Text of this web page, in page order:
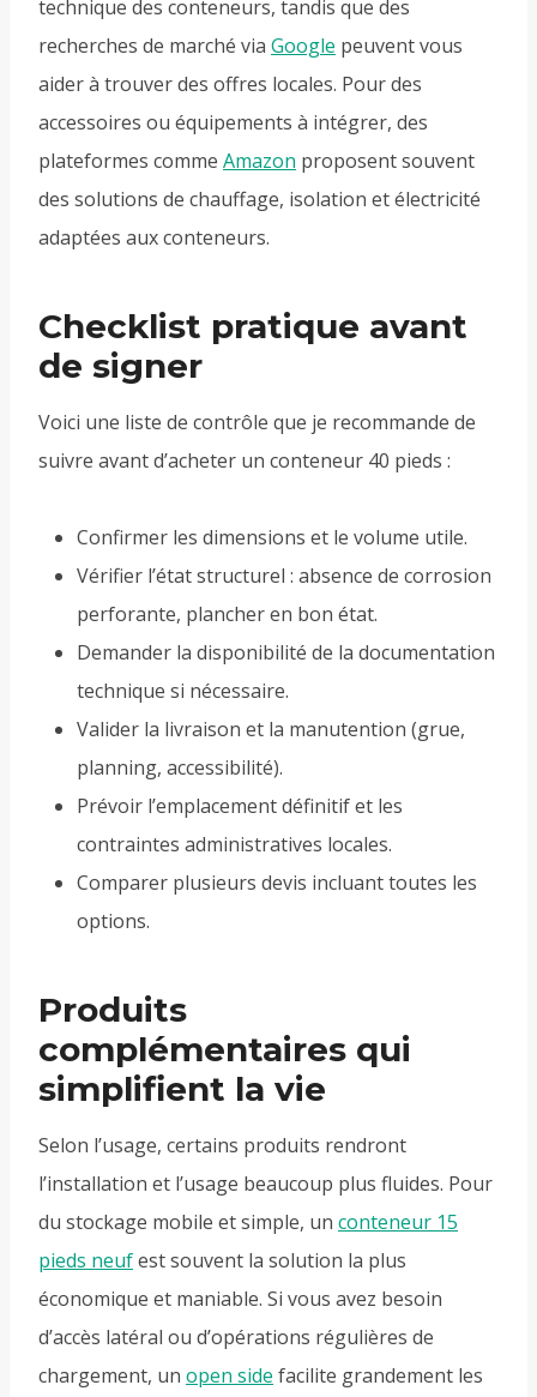
technique des conteneurs, tandis que des
recherches de marché via Google peuvent vous
aider à trouver des offres locales. Pour des
accessoires ou équipements à intégrer, des
plateformes comme Amazon proposent souvent
des solutions de chauffage, isolation et électricité
adaptées aux conteneurs.
Checklist pratique avant
de signer
Voici une liste de contrôle que je recommande de
suivre avant d’acheter un conteneur 40 pieds :
Confirmer les dimensions et le volume utile.
Vérifier l’état structurel : absence de corrosion
perforante, plancher en bon état.
Demander la disponibilité de la documentation
technique si nécessaire.
Valider la livraison et la manutention (grue,
planning, accessibilité).
Prévoir l’emplacement définitif et les
contraintes administratives locales.
Comparer plusieurs devis incluant toutes les
options.
Produits
complémentaires qui
simplifient la vie
Selon l’usage, certains produits rendront
l’installation et l’usage beaucoup plus fluides. Pour
du stockage mobile et simple, un conteneur 15
pieds neufest souvent la solution la plus
économique et maniable. Si vous avez besoin
d’accès latéral ou d’opérations régulières de
chargement, un open side facilite grandement les